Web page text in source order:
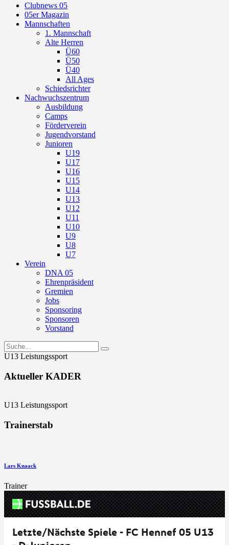
Clubnews 05
05er Magazin
Mannschaften
1. Mannschaft
Alte Herren
Ü60
Ü50
Ü40
All Ages
Schiedsrichter
Nachwuchszentrum
Ausbildung
Camps
Förderverein
Jugendvorstand
Junioren
U19
U17
U16
U15
U14
U13
U12
U11
U10
U9
U8
U7
Verein
DNA 05
Ehrenpräsident
Gremien
Jobs
Sponsoring
Sponsoren
Vorstand
U13 Leistungssport
Aktueller KADER
U13 Leistungssport
Trainerstab
Lars Knaack
Trainer